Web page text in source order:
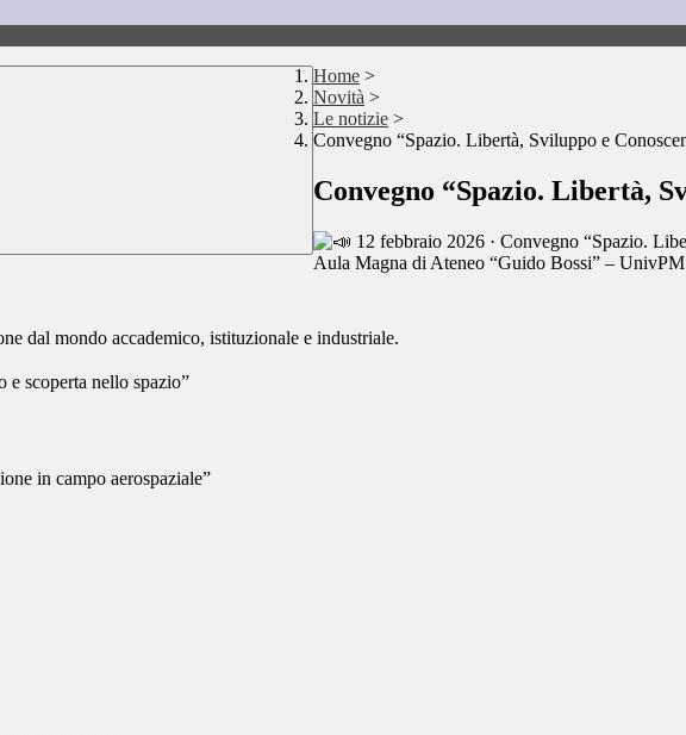
Home >
Novità >
Le notizie >
Convegno “Spazio. Libertà, Sviluppo e
Convegno “Spazio. Libertà,
12 febbraio 2026 · Convegno “Spazio.
Aula Magna di Ateneo “Guido Bossi” – UnivPM
dal mondo accademico, istituzionale e industriale.
scoperta nello spazio”
in campo aerospaziale”